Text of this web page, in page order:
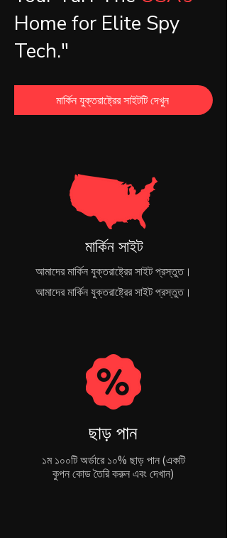
Home for Elite Spy
Tech."
মার্কিন যুক্তরাষ্ট্রের সাইটটি দেখুন
মার্কিন সাইট
আমাদের মার্কিন যুক্তরাষ্ট্রের সাইট প্রস্তুত।
আমাদের মার্কিন যুক্তরাষ্ট্রের সাইট প্রস্তুত।
ছাড় পান
১ম ১০০টি অর্ডারে ১০% ছাড় পান (একটি
কুপন কোড তৈরি করুন এবং দেখান)